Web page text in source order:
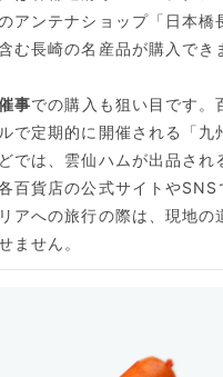
アンテナショップ「日本橋
む長崎の名産品が購入でき
事での購入も狙い目です。
で定期的に開催される「九
では、雲仙ハムが出品され
百貨店の公式サイトやSNS
アへの旅行の際は、現地の
ません。